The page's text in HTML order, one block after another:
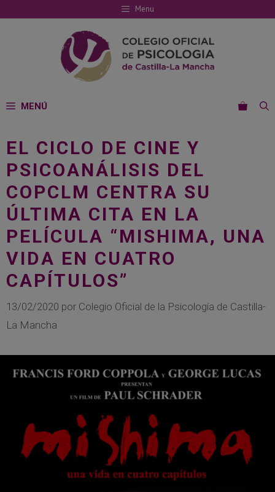
al
Menu
MENÚ
EL CICLO DE CINE Y
PSICOANÁLISIS DEL
COPCLM CENTRA SU
ÚLTIMA CITA EN LA
PELÍCULA “MISHIMA, UNA
VIDA EN CUATRO
CAPÍTULOS”
13/02/2020 por Colegio Oficial de la Psicología de Castilla-
La Mancha